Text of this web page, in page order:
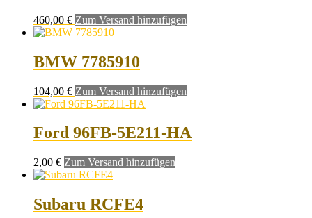
460,00 € Zum Versand hinzufügen
BMW 7785910
104,00 € Zum Versand hinzufügen
Ford 96FB-5E211-HA
2,00 € Zum Versand hinzufügen
Subaru RCFE4